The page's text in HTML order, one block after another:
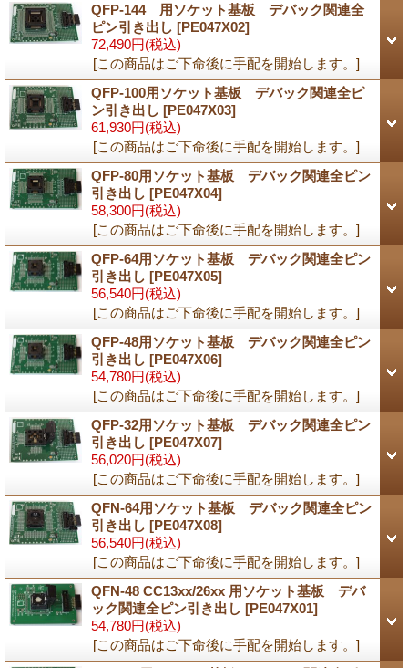
QFP-144 用ソケット基板 デバック関連全
ピン引き出し [PE047X02]
72,490円(税込)
[この商品はご下命後に手配を開始します。]
QFP-100用ソケット基板 デバック関連全ピ
ン引き出し [PE047X03]
61,930円(税込)
[この商品はご下命後に手配を開始します。]
QFP-80用ソケット基板 デバック関連全ピン
引き出し [PE047X04]
58,300円(税込)
[この商品はご下命後に手配を開始します。]
QFP-64用ソケット基板 デバック関連全ピン
引き出し [PE047X05]
56,540円(税込)
[この商品はご下命後に手配を開始します。]
QFP-48用ソケット基板 デバック関連全ピン
引き出し [PE047X06]
54,780円(税込)
[この商品はご下命後に手配を開始します。]
QFP-32用ソケット基板 デバック関連全ピン
引き出し [PE047X07]
56,020円(税込)
[この商品はご下命後に手配を開始します。]
QFN-64用ソケット基板 デバック関連全ピン
引き出し [PE047X08]
56,540円(税込)
[この商品はご下命後に手配を開始します。]
QFN-48 CC13xx/26xx 用ソケット基板 デバ
ック関連全ピン引き出し [PE047X01]
54,780円(税込)
[この商品はご下命後に手配を開始します。]